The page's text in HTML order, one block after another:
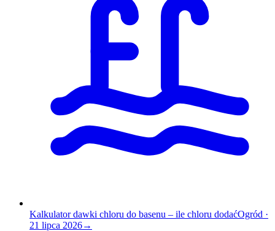
Kalkulator dawki chloru do basenu – ile chloru dodaćOgród ·
21 lipca 2026→